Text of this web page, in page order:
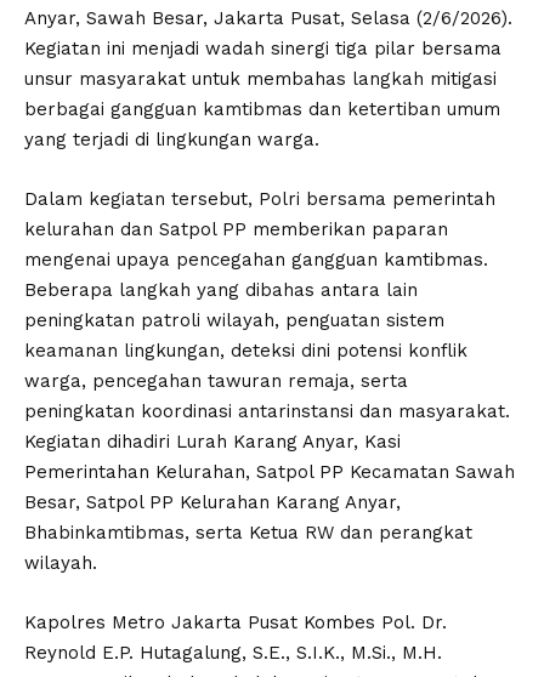
Anyar, Sawah Besar, Jakarta Pusat, Selasa (2/6/2026).
Kegiatan ini menjadi wadah sinergi tiga pilar bersama
unsur masyarakat untuk membahas langkah mitigasi
berbagai gangguan kamtibmas dan ketertiban umum
yang terjadi di lingkungan warga.
Dalam kegiatan tersebut, Polri bersama pemerintah
kelurahan dan Satpol PP memberikan paparan
mengenai upaya pencegahan gangguan kamtibmas.
Beberapa langkah yang dibahas antara lain
peningkatan patroli wilayah, penguatan sistem
keamanan lingkungan, deteksi dini potensi konflik
warga, pencegahan tawuran remaja, serta
peningkatan koordinasi antarinstansi dan masyarakat.
Kegiatan dihadiri Lurah Karang Anyar, Kasi
Pemerintahan Kelurahan, Satpol PP Kecamatan Sawah
Besar, Satpol PP Kelurahan Karang Anyar,
Bhabinkamtibmas, serta Ketua RW dan perangkat
wilayah.
Kapolres Metro Jakarta Pusat Kombes Pol. Dr.
Reynold E.P. Hutagalung, S.E., S.I.K., M.Si., M.H.